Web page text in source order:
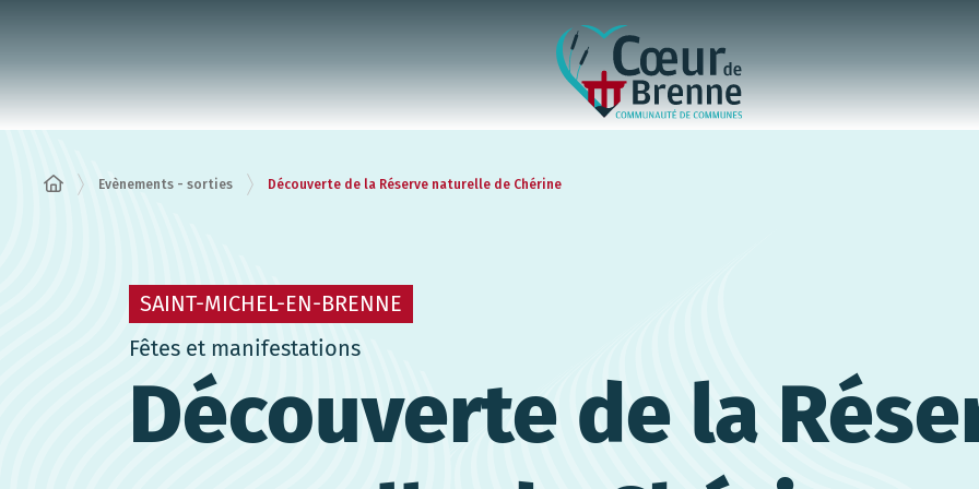
Evènements - sorties Découverte de la Réserve naturelle de Chérine
SAINT-MICHEL-EN-BRENNE
Fêtes et manifestations
Découverte de la